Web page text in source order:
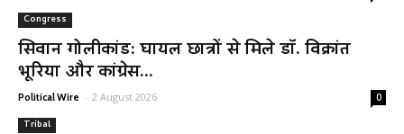
Congress
सिवान गोलीकांड: घायल छात्रों से मिले डॉ. विक्रांत
भूरिया और कांग्रेस...
Political Wire - 2 August 2026 0
Tribal